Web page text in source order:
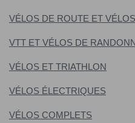
VÉLOS DE ROUTE ET
VTT ET VÉLOS DE
VÉLOS ET TRIATHLON
VÉLOS ÉLECTRIQUES
VÉLOS COMPLETS